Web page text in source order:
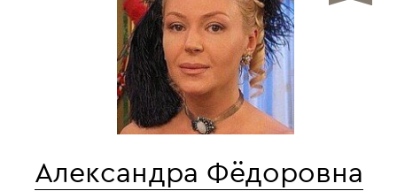
Александра Фёдоровна